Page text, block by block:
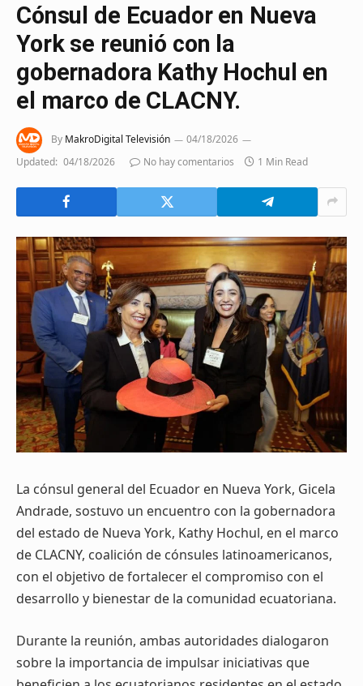
Cónsul de Ecuador en Nueva
York se reunió con la
gobernadora Kathy Hochul en
el marco de CLACNY.
By MakroDigital Televisión
04/18/2026
Updated: 04/18/2026 No hay comentarios 1 Min Read
La cónsul general del Ecuador en Nueva York, Gicela
Andrade, sostuvo un encuentro con la gobernadora
del estado de Nueva York, Kathy Hochul, en el marco
de CLACNY, coalición de cónsules latinoamericanos,
con el objetivo de fortalecer el compromiso con el
desarrollo y bienestar de la comunidad ecuatoriana.
Durante la reunión, ambas autoridades dialogaron
sobre la importancia de impulsar iniciativas que